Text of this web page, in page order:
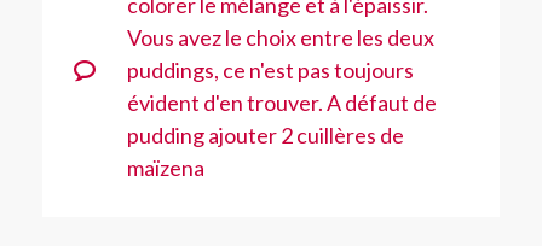
Vous avez le choix entre les deux
puddings, ce n'est pas toujours
évident d'en trouver. A défaut de
pudding ajouter 2 cuillères de
maïzena